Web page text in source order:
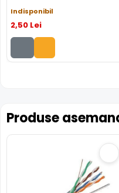
Indisponibil
2,50 Lei
Produse